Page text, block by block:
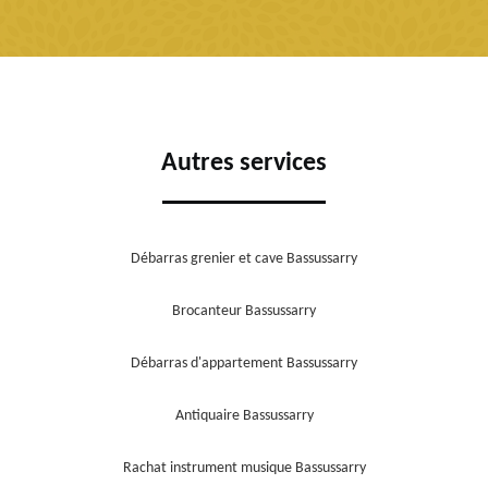
Autres services
Débarras grenier et cave Bassussarry
Brocanteur Bassussarry
Débarras d'appartement Bassussarry
Antiquaire Bassussarry
Rachat instrument musique Bassussarry